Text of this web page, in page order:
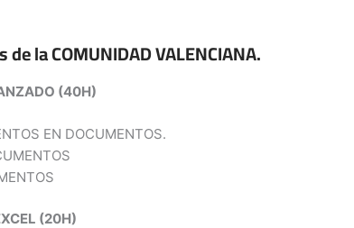
la COMUNIDAD VALENCIANA.
(40H)
EN DOCUMENTOS.
(20H)